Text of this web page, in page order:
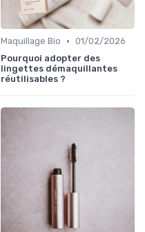
Maquillage Bio • 01/02/2026
Pourquoi adopter des
lingettes démaquillantes
réutilisables ?